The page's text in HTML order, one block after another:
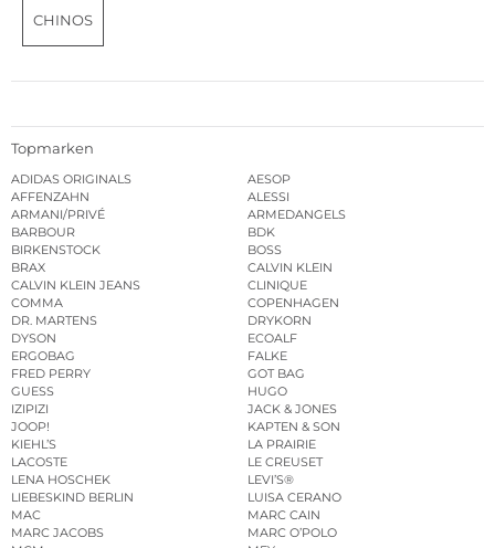
CHINOS
Topmarken
ADIDAS ORIGINALS
AESOP
AFFENZAHN
ALESSI
ARMANI/PRIVÉ
ARMEDANGELS
BARBOUR
BDK
BIRKENSTOCK
BOSS
BRAX
CALVIN KLEIN
CALVIN KLEIN JEANS
CLINIQUE
COMMA
COPENHAGEN
DR. MARTENS
DRYKORN
DYSON
ECOALF
ERGOBAG
FALKE
FRED PERRY
GOT BAG
GUESS
HUGO
IZIPIZI
JACK & JONES
JOOP!
KAPTEN & SON
KIEHL’S
LA PRAIRIE
LACOSTE
LE CREUSET
LENA HOSCHEK
LEVI’S®
LIEBESKIND BERLIN
LUISA CERANO
MAC
MARC CAIN
MARC JACOBS
MARC O’POLO